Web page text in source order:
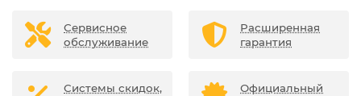
Сервисное
обслуживание
Расширенная
гарантия
Системы скидок,
Официальный